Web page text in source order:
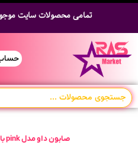
تمامی محصولات سایت
صابون داو مدل pink با رایحه گل رز 90 گرم